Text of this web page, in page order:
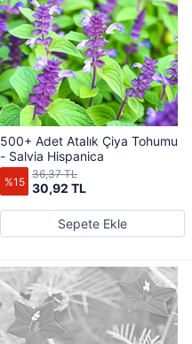
500+ Adet Atalık Çiya Tohumu
- Salvia Hispanica
%15 30,92 TL
36,37 TL
Sepete Ekle